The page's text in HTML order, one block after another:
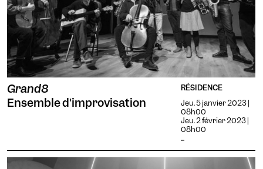
Temporaire Vision
Grand8
Ensemble d'improvisation
RÉSIDENCE
Jeu. 5 janvier 2023 |
08h00
Jeu. 2 février 2023 |
08h00
...